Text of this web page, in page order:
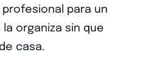
para un
organiza sin que
casa.